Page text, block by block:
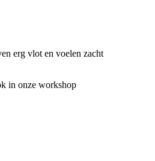
erg vlot en voelen zacht
in onze workshop